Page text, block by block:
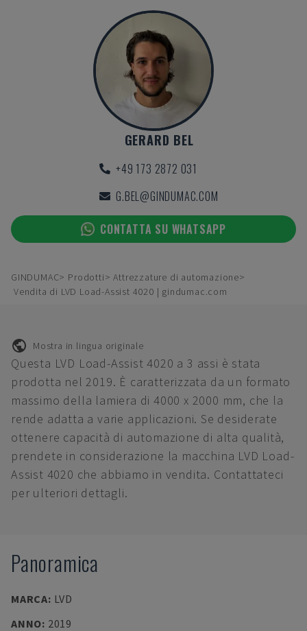
GERARD BEL
+49 173 2872 031
G.BEL@GINDUMAC.COM
CONTATTA SU WHATSAPP
GINDUMAC Prodotti
Attrezzature di automazione
Vendita di LVD Load-Assist 4020 | gindumac.com
Mostra in lingua originale
Questa LVD Load-Assist 4020 a 3 assi è stata
prodotta nel 2019. È caratterizzata da un formato
massimo della lamiera di 4000 x 2000 mm, che la
rende adatta a varie applicazioni. Se desiderate
ottenere capacità di automazione di alta qualità,
prendete in considerazione la macchina LVD Load-
Assist 4020 che abbiamo in vendita. Contattateci
per ulteriori dettagli.
Panoramica
MARCA: LVD
ANNO: 2019